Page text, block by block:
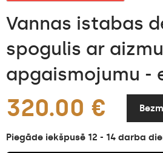
Vannas istabas
spogulis ar
apgaismojumu -
320.00 €
Piegāde iekšpusē 12 - 14 darba